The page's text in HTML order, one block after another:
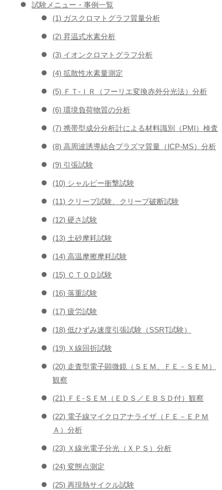
試験メニュー・事例一覧
(1) ガスクロマトグラフ質量分析
(2) 昇温式水素分析
(3) イオンクロマトグラフ分析
(4) 拡散性水素量測定
(5) ＦＴ-ＩＲ（フーリエ変換赤外分光法）分析
(6) 環境負荷物質の分析
(7) 携帯型成分分析計による材料識別（PMI）検査
(8) 高周波誘導結合プラズマ質量（ICP-MS）分析
(9) 引張試験
(10) シャルピー衝撃試験
(11) クリープ試験、クリープ破断試験
(12) 硬さ試験
(13) 土砂摩耗試験
(14) 高温摩擦摩耗試験
(15) ＣＴＯＤ試験
(16) 落重試験
(17) 疲労試験
(18) 低ひずみ速度引張試験（SSRT試験）
(19) Ｘ線回折試験
(20) 走査型電子顕微鏡（ＳＥＭ、ＦＥ－ＳＥＭ）
観察
(21) ＦＥ-ＳＥＭ（ＥＤＳ／ＥＢＳＤ付）観察
(22) 電子線マイクロアナライザ（ＦＥ－ＥＰＭ
Ａ）分析
(23) Ｘ線光電子分光（ＸＰＳ）分析
(24) 変態点測定
(25) 再現熱サイクル試験